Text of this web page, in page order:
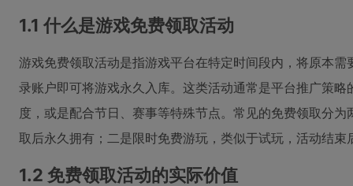
1.1 什么是游戏免费领取活动
游戏免费领取活动是指游戏平台在特定时间段内，将原本
录账户即可将游戏永久入库。这类活动通常是平台推广策
度，或是配合节日、赛事等特殊节点。常见的免费领取分
取后永久拥有；二是限时免费游玩，类似于试玩，活动结束
1.2 免费领取活动的实际价值